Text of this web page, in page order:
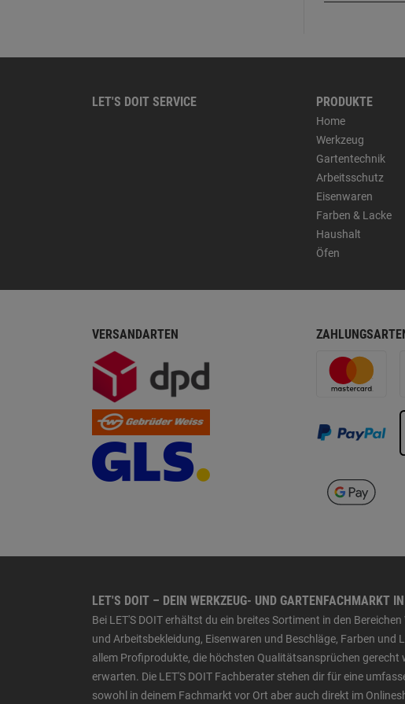
LET'S DOIT SERVICE PRODUKTE
Home
Werkzeug
Gartentechnik
Arbeitsschutz
Eisenwaren
Farben & Lacke
Haushalt
Öfen
VERSANDARTEN
LET'S DOIT – DEIN WERKZEUG- UND GARTENFACHMARKT
Bei LET'S DOIT erhältst du ein breites Sortiment in den
und Arbeitsbekleidung, Eisenwaren und Beschläge, Farben
allem Profiprodukte, die höchsten Qualitätsansprüchen
erwarten. Die LET'S DOIT Fachberater stehen dir für eine
sowohl in deinem Fachmarkt vor Ort aber auch direkt im